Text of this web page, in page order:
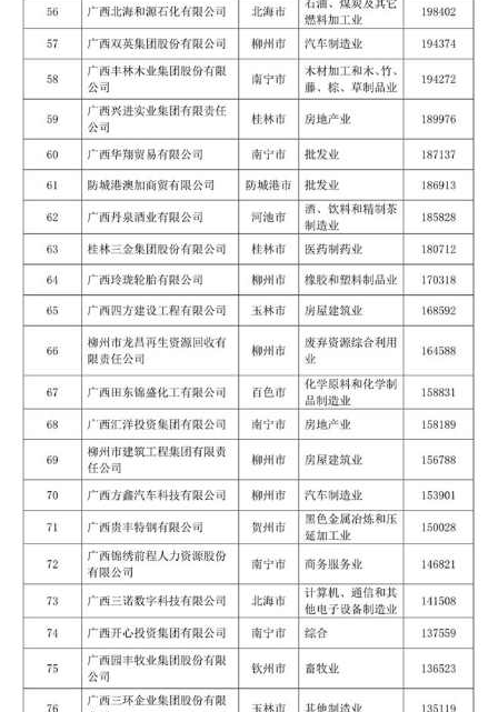
产
销